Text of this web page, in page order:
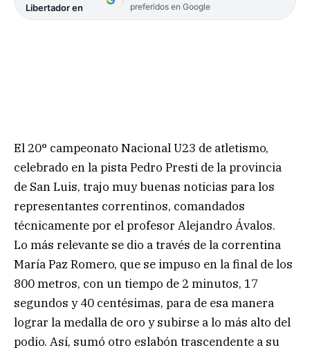
Libertador en
preferidos en Google
El 20° campeonato Nacional U23 de atletismo,
celebrado en la pista Pedro Presti de la provincia
de San Luis, trajo muy buenas noticias para los
representantes correntinos, comandados
técnicamente por el profesor Alejandro Ávalos.
Lo más relevante se dio a través de la correntina
María Paz Romero, que se impuso en la final de los
800 metros, con un tiempo de 2 minutos, 17
segundos y 40 centésimas, para de esa manera
lograr la medalla de oro y subirse a lo más alto del
podio. Así, sumó otro eslabón trascendente a su